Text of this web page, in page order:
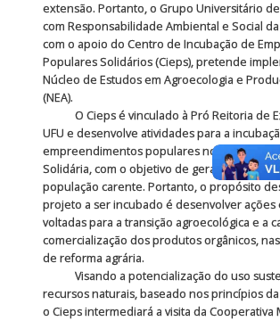
extensão. Portanto, o Grupo Universitário
com Responsabilidade Ambiental e Social da
com o apoio do Centro de Incubação de
Populares Solidários (Cieps), pretende
Núcleo de Estudos em Agroecologia e
(NEA).
O Cieps é vinculado à Pró Reitoria de
UFU e desenvolve atividades para a
empreendimentos populares no viés da
Solidária, com o objetivo de gerar trabalho
população carente. Portanto, o propósito
projeto a ser incubado é desenvolver ações
voltadas para a transição agroecológica e a
comercialização dos produtos orgânicos,
de reforma agrária.
Visando a potencialização do uso
recursos naturais, baseado nos princípios
o Cieps intermediará a visita da Cooperativa